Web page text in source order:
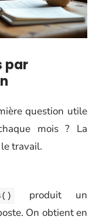
par
question utile
mois ? La
travail.
produit un
On obtient en